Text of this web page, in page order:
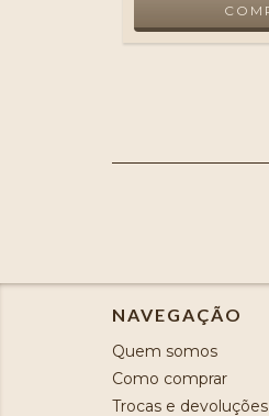
NAVEGAÇÃO
Quem somos
Como comprar
Trocas e devoluções